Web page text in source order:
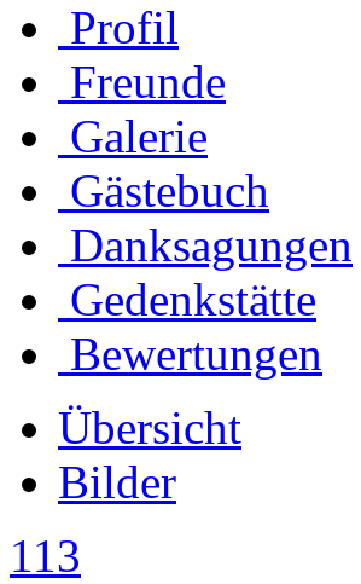
Profil
Freunde
Galerie
Gästebuch
Danksagungen
Gedenkstätte
Bewertungen
Übersicht
Bilder
113